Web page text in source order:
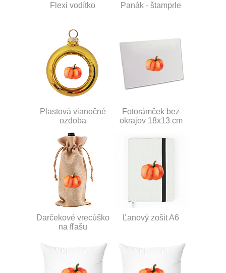
Flexi vodítko Panák - štamprle
Plastová vianočné
ozdoba
Fotorámček bez
okrajov 18x13 cm
Darčekové vrecúško
na fľašu
Ľanový zošit A6